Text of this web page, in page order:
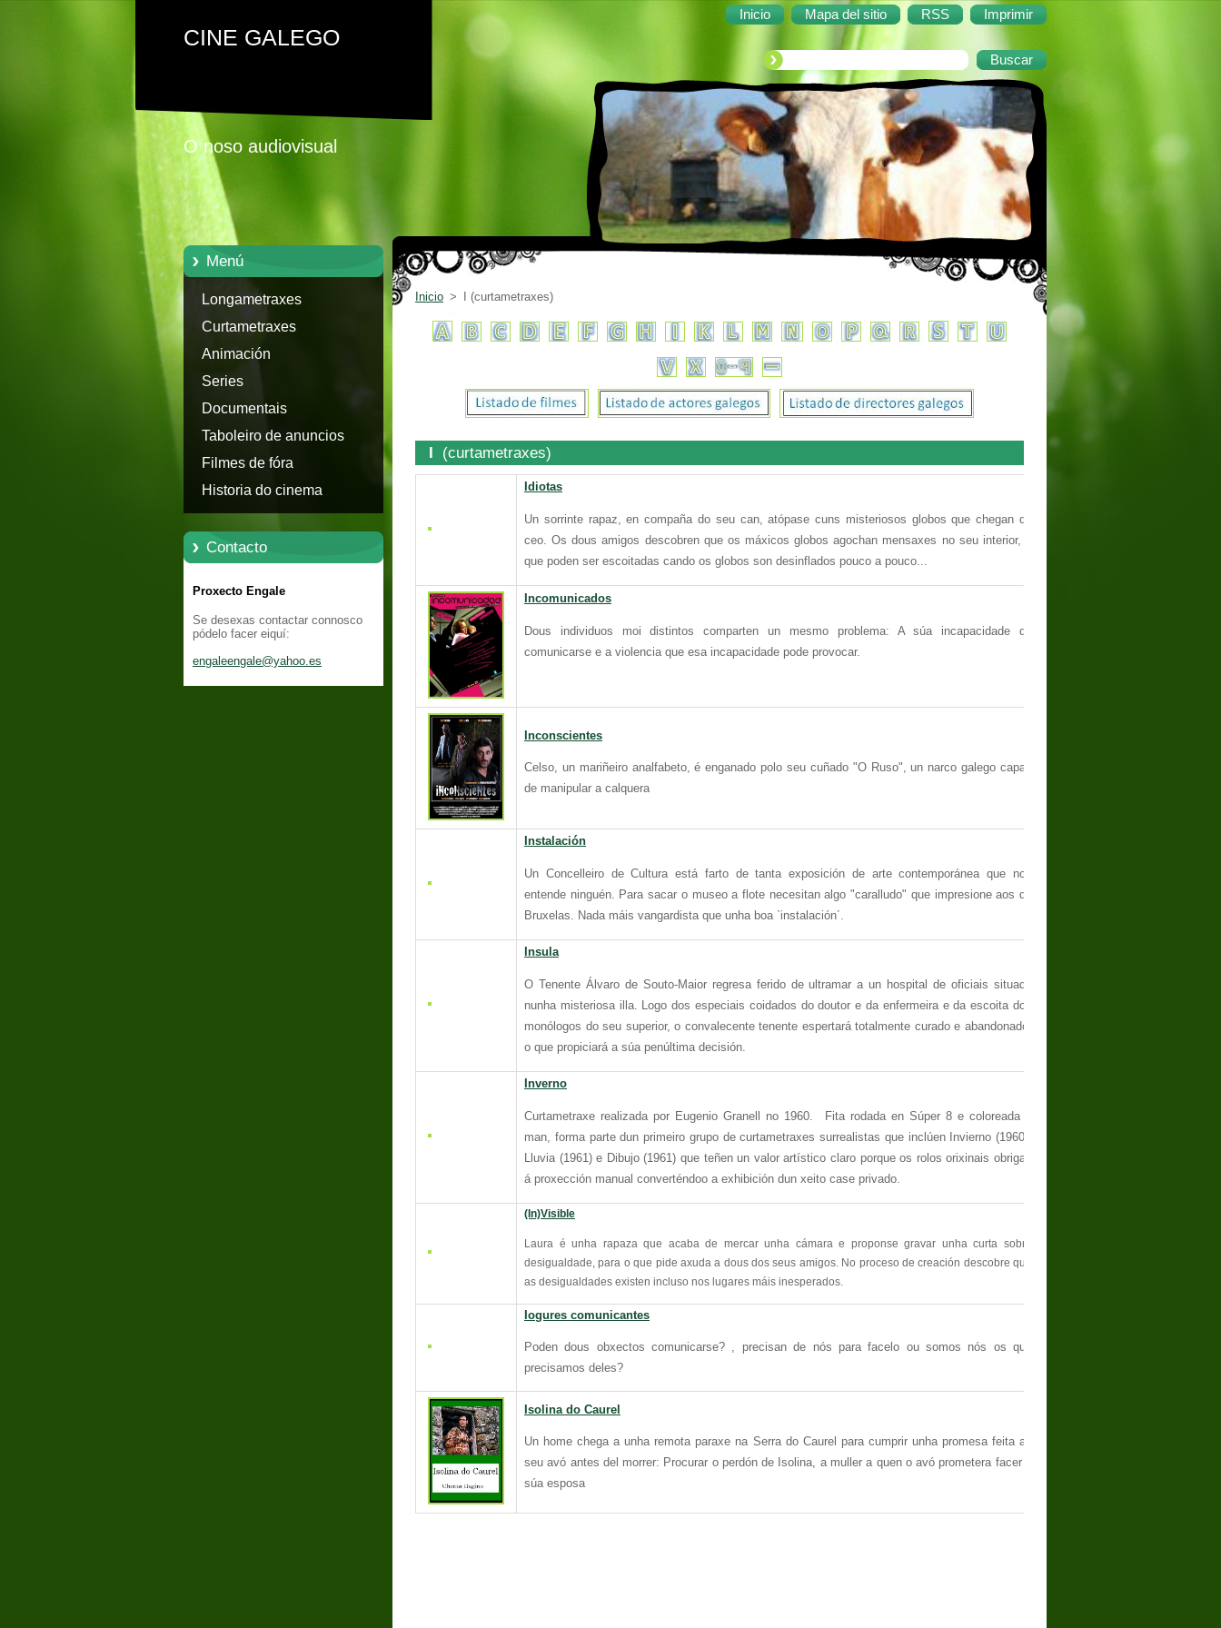
Inicio Mapa del sitio RSS Imprimir
CINE GALEGO
O noso audiovisual
Menú
Longametraxes
Curtametraxes
Animación
Series
Documentais
Taboleiro de anuncios
Filmes de fóra
Historia do cinema
Contacto
Proxecto Engale
Se desexas contactar connosco
pódelo facer eiquí:
engaleengale@yahoo.es
Inicio > I (curtametraxes)
I (curtametraxes)
Idiotas
Un sorrinte rapaz, en compaña do seu can, atópase cuns misteriosos globos que chegan do
ceo. Os dous amigos descobren que os máxicos globos agochan mensaxes no seu interior, e
que poden ser escoitadas cando os globos son desinflados pouco a pouco...
Incomunicados
Dous individuos moi distintos comparten un mesmo problema: A súa incapacidade de
comunicarse e a violencia que esa incapacidade pode provocar.
Inconscientes
Celso, un mariñeiro analfabeto, é enganado polo seu cuñado "O Ruso", un narco galego capaz
de manipular a calquera
Instalación
Un Concelleiro de Cultura está farto de tanta exposición de arte contemporánea que non
entende ninguén. Para sacar o museo a flote necesitan algo "caralludo" que impresione aos de
Bruxelas. Nada máis vangardista que unha boa `instalación´.
Insula
O Tenente Álvaro de Souto-Maior regresa ferido de ultramar a un hospital de oficiais situado
nunha misteriosa illa. Logo dos especiais coidados do doutor e da enfermeira e da escoita dos
monólogos do seu superior, o convalecente tenente espertará totalmente curado e abandonado,
o que propiciará a súa penúltima decisión.
Inverno
Curtametraxe realizada por Eugenio Granell no 1960. Fita rodada en Súper 8 e coloreada a
man, forma parte dun primeiro grupo de curtametraxes surrealistas que inclúen Invierno (1960),
Lluvia (1961) e Dibujo (1961) que teñen un valor artístico claro porque os rolos orixinais obrigan
á proxección manual converténdoo a exhibición dun xeito case privado.
(In)Visible
Laura é unha rapaza que acaba de mercar unha cámara e proponse gravar unha curta sobre
desigualdade, para o que pide axuda a dous dos seus amigos. No proceso de creación descobre que
as desigualdades existen incluso nos lugares máis inesperados.
Iogures comunicantes
Poden dous obxectos comunicarse? , precisan de nós para facelo ou somos nós os que
precisamos deles?
Isolina do Caurel
Un home chega a unha remota paraxe na Serra do Caurel para cumprir unha promesa feita ao
seu avó antes del morrer: Procurar o perdón de Isolina, a muller a quen o avó prometera facer a
súa esposa